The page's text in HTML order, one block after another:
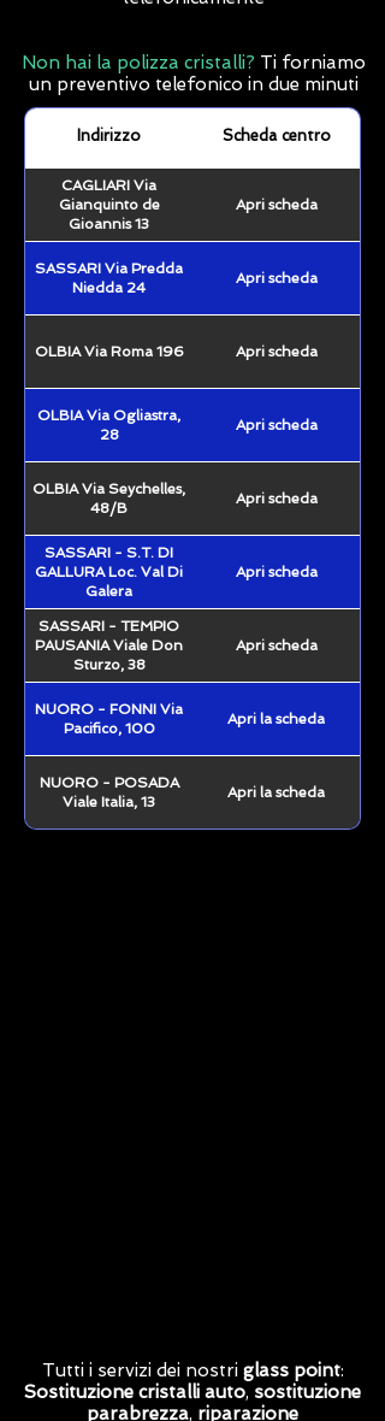
Non hai la polizza cristalli? Ti forniamo
un preventivo telefonico in due minuti
Indirizzo Scheda centro
CAGLIARI Via
Gianquinto de
Gioannis 13
Apri scheda
SASSARI Via Predda
Niedda 24
Apri scheda
OLBIA Via Roma 196 Apri scheda
OLBIA Via Ogliastra,
28
Apri scheda
OLBIA Via Seychelles,
48/B
Apri scheda
SASSARI - S.T. DI
GALLURA Loc. Val Di
Galera
Apri scheda
SASSARI - TEMPIO
PAUSANIA Viale Don
Sturzo, 38
Apri scheda
NUORO - FONNI Via
Pacifico, 100
Apri la scheda
NUORO - POSADA
Viale Italia, 13
Apri la scheda
Tutti i servizi dei nostri glass point:
Sostituzione cristalli auto, sostituzione
parabrezza, riparazione